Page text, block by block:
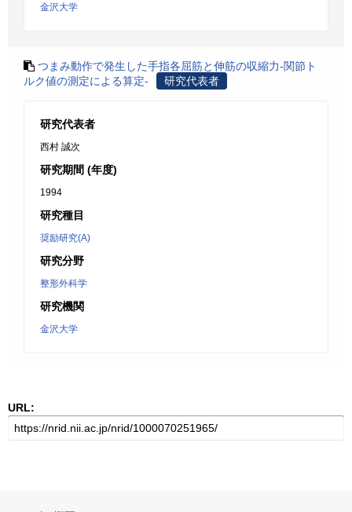
金沢大学
つまみ動作で発生した手指各屈筋と伸筋の収縮力-関節ト
ルク値の測定による算定-
研究代表者
研究代表者
西村 誠次
研究期間 (年度)
1994
研究種目
奨励研究(A)
研究分野
整形外科学
研究機関
金沢大学
URL: